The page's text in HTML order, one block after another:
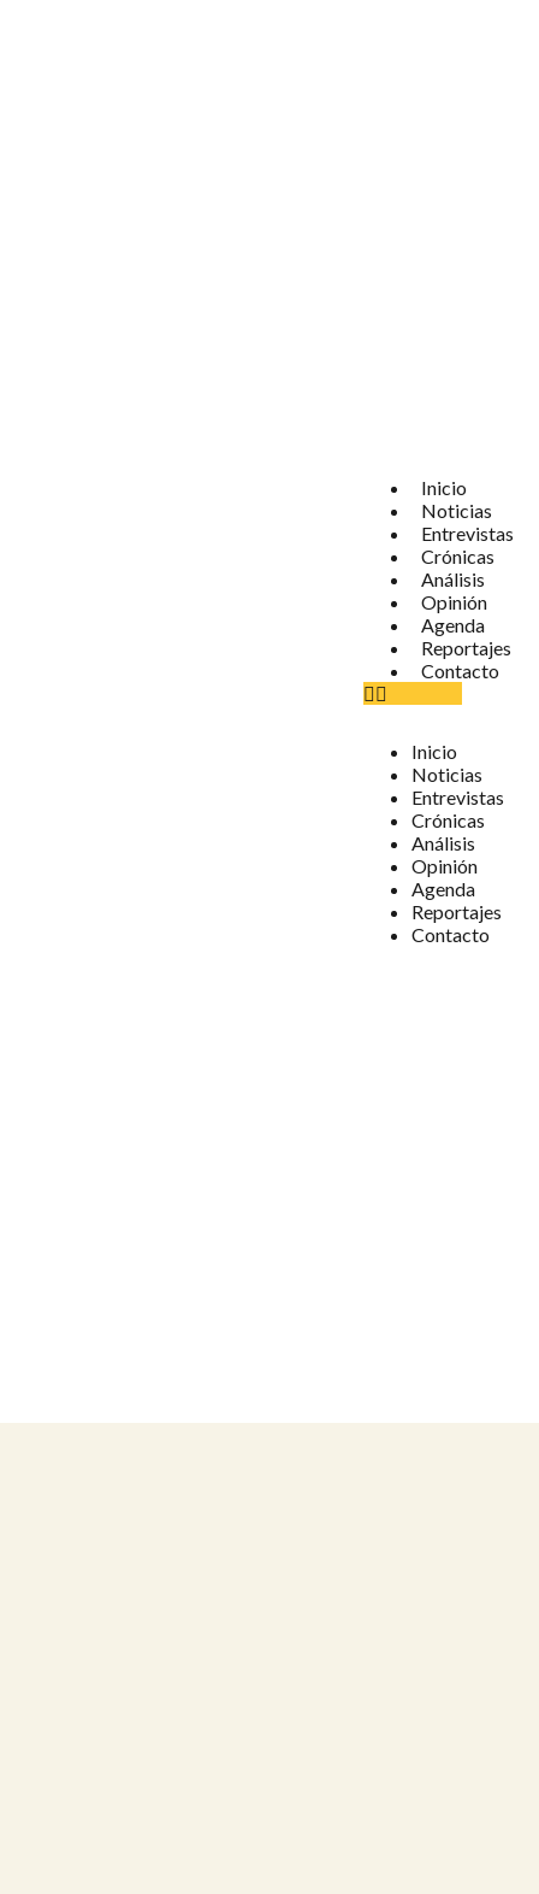
Inicio
Noticias
Entrevistas
Crónicas
Análisis
Opinión
Agenda
Reportajes
Contacto
Inicio
Noticias
Entrevistas
Crónicas
Análisis
Opinión
Agenda
Reportajes
Contacto